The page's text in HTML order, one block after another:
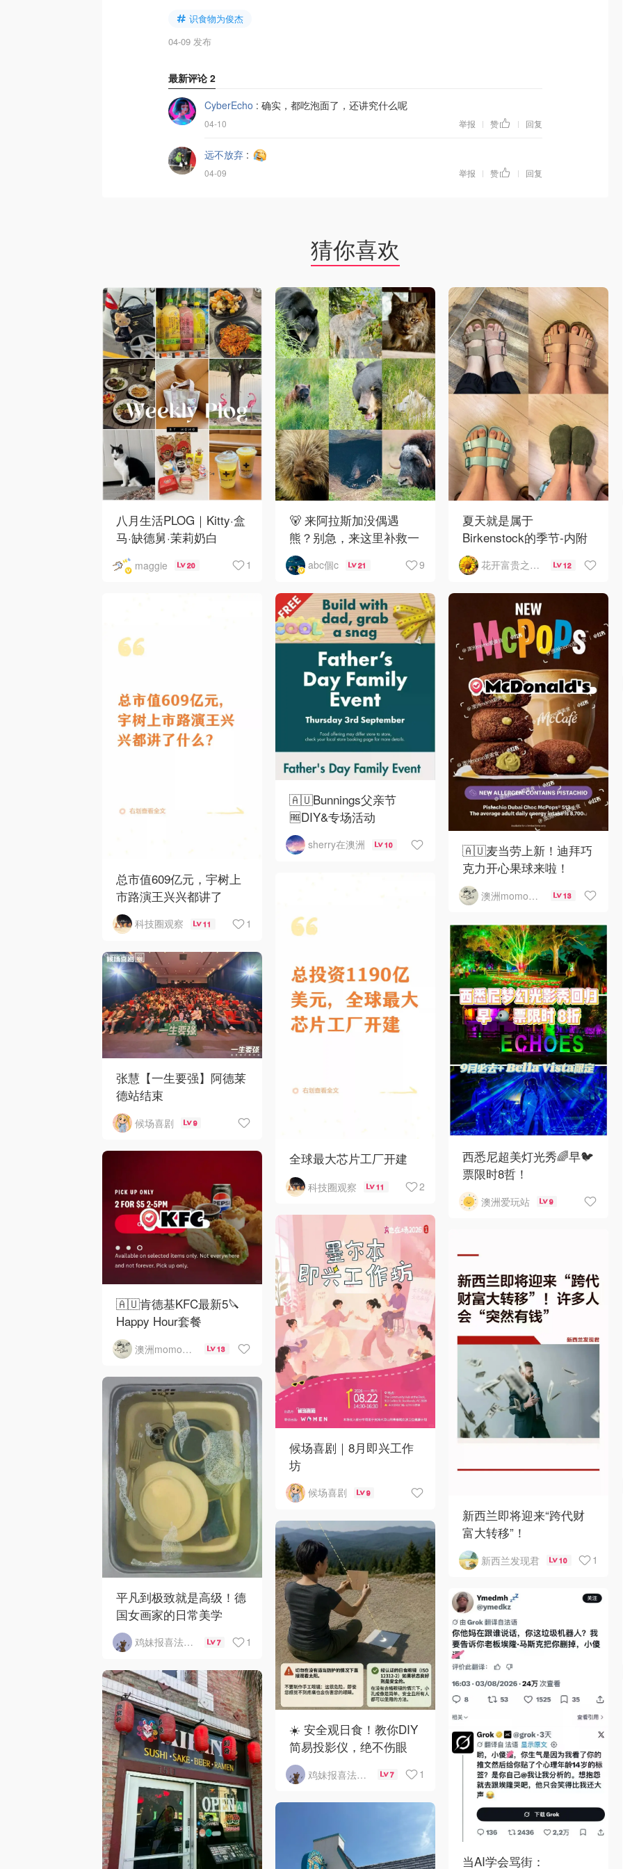
识食物为俊杰
04-09 发布
最新评论 2
CyberEcho : 确实，都吃泡面了，还讲究什么呢
04-10 举报 | 赞 | 回复
远不放弃 :
04-09 举报 | 赞 | 回复
猜你喜欢
八月生活PLOG｜Kitty·盒
马·缺德舅·茉莉奶白
·Costco·Wendy's
maggie 20 1
🐻 来阿拉斯加没偶遇
熊？别急，来这里补救一
下！
abc個c 21 9
夏天就是属于
Birkenstock的季节-内附
如何选择
花开富贵之Mo个Mo 12
总市值609亿元，宇树上
市路演王兴兴都讲了
科技圈观察 11 1
🇦🇺Bunnings父亲节
🆓DIY&专场活动
sherry在澳洲 10
🇦🇺麦当劳上新！迪拜巧
克力开心果球来啦！
澳洲momo爱吃 13
全球最大芯片工厂开建
科技圈观察 11 2
西悉尼超美灯光秀🌈早🐦
票限时8哲！
澳洲爱玩站 9
张慧【一生要强】阿德莱
德站结束
候场喜剧 9
🇦🇺肯德基KFC最新5🔪
Happy Hour套餐
澳洲momo爱吃 13
候场喜剧｜8月即兴工作
坊
候场喜剧 9
新西兰即将迎来“跨代财
富大转移”！
新西兰发现君 10 1
平凡到极致就是高级！德
国女画家的日常美学
鸡妹报喜法国实用信息版 7 1
☀️ 安全观日食！教你DIY
简易投影仪，绝不伤眼
鸡妹报喜法国实用信息版 7 1
当AI学会骂街：